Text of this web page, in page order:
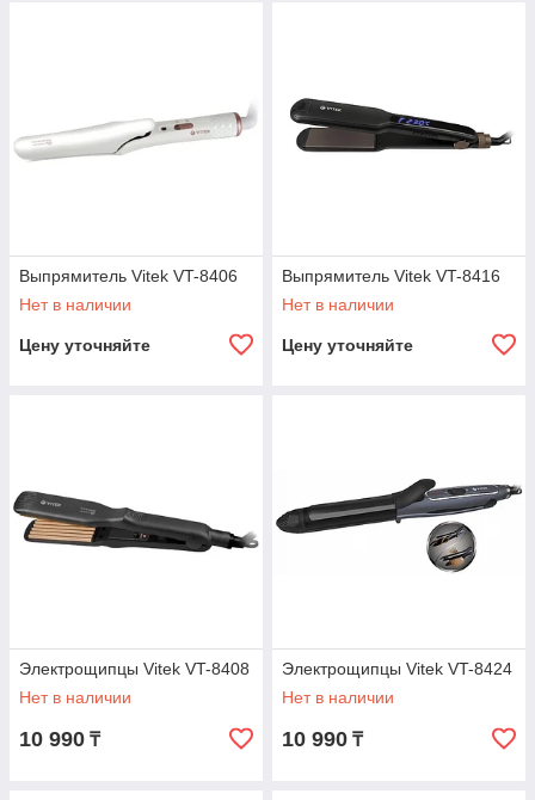
Выпрямитель Vitek VT-8406
Нет в наличии
Цену уточняйте
Выпрямитель Vitek VT-8416
Нет в наличии
Цену уточняйте
Электрощипцы Vitek VT-8408
Нет в наличии
10 990 ₸
Электрощипцы Vitek VT-8424
Нет в наличии
10 990 ₸